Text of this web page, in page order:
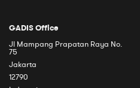
GADIS Office
Jl Mampang Prapatan Raya No.
75
Jakarta
12790